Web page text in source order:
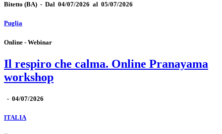
Bitetto (BA) - Dal 04/07/2026 al 05/07/2026
Puglia
Online - Webinar
Il respiro che calma. Online Pranayama
workshop
- 04/07/2026
ITALIA